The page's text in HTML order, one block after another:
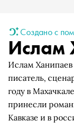
Создано с
Ислам
Ислам
писатель,
году в
принесли
Кавказе и в